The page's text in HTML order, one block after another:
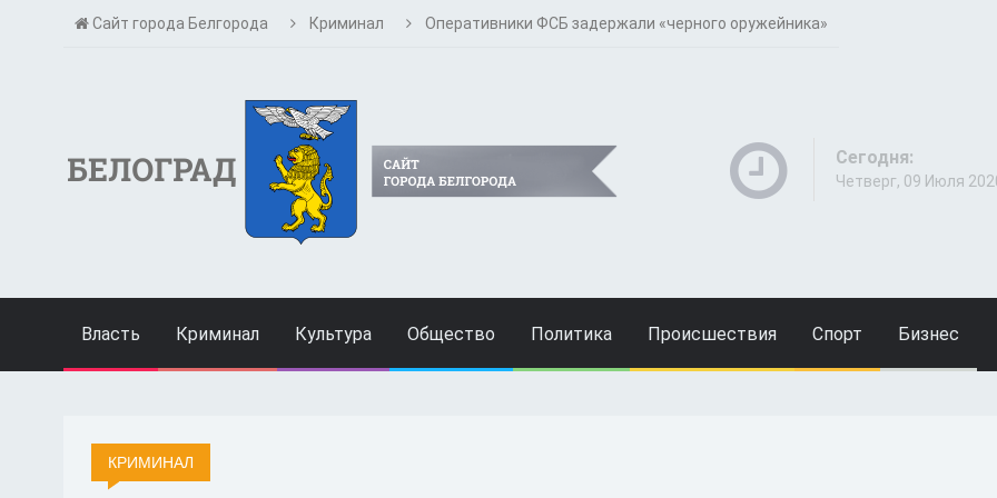
Сайт города Белгорода Криминал Оперативники ФСБ задержали «черного оружейника»
Сегодня:
Четверг, 09 Июля
Власть Криминал Культура Общество Политика Происшествия Спорт Бизнес
КРИМИНАЛ